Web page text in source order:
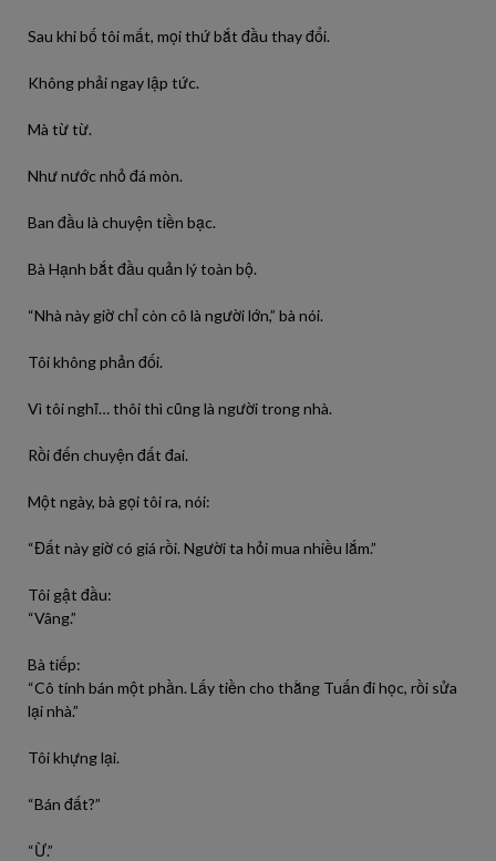
Sau khi bố tôi mất, mọi thứ bắt đầu thay đổi.
Không phải ngay lập tức.
Mà từ từ.
Như nước nhỏ đá mòn.
Ban đầu là chuyện tiền bạc.
Bà Hạnh bắt đầu quản lý toàn bộ.
“Nhà này giờ chỉ còn cô là người lớn,” bà nói.
Tôi không phản đối.
Vì tôi nghĩ… thôi thì cũng là người trong nhà.
Rồi đến chuyện đất đai.
Một ngày, bà gọi tôi ra, nói:
“Đất này giờ có giá rồi. Người ta hỏi mua nhiều lắm.”
Tôi gật đầu:
“Vâng.”
Bà tiếp:
“Cô tính bán một phần. Lấy tiền cho thằng Tuấn đi học, rồi sửa
lại nhà.”
Tôi khựng lại.
“Bán đất?”
“Ừ.”